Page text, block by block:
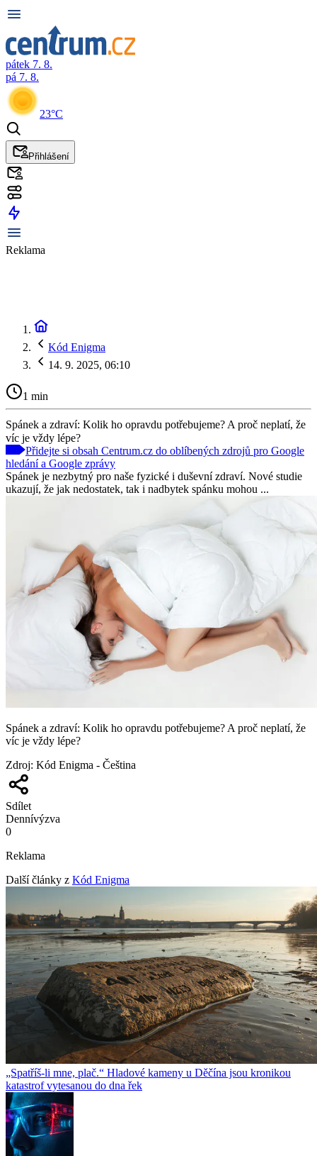
pátek 7. 8.
pá 7. 8.
23°C
Přihlášení
Reklama
Kód Enigma
14. 9. 2025, 06:10
1 min
Spánek a zdraví: Kolik ho opravdu potřebujeme? A proč neplatí, že
víc je vždy lépe?
Přidejte si obsah Centrum.cz do oblíbených zdrojů pro Google
hledání a Google zprávy
Spánek je nezbytný pro naše fyzické i duševní zdraví. Nové studie
ukazují, že jak nedostatek, tak i nadbytek spánku mohou ...
Spánek a zdraví: Kolik ho opravdu potřebujeme? A proč neplatí, že
víc je vždy lépe?
Zdroj: Kód Enigma - Čeština
Sdílet
Dennívýzva
0
Reklama
Další články z Kód Enigma
„Spatříš-li mne, plač.“ Hladové kameny u Děčína jsou kronikou
katastrof vytesanou do dna řek